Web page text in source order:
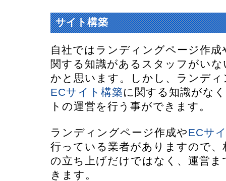
サイト構築
自社ではランディングページ作成
関する知識があるスタッフがい
かと思います。しかし、ランデ
ECサイト構築に関する知識がな
トの運営を行う事ができます。
ランディングページ作成やECサ
行っている業者がありますので
の立ち上げだけではなく、運営ま
きます。